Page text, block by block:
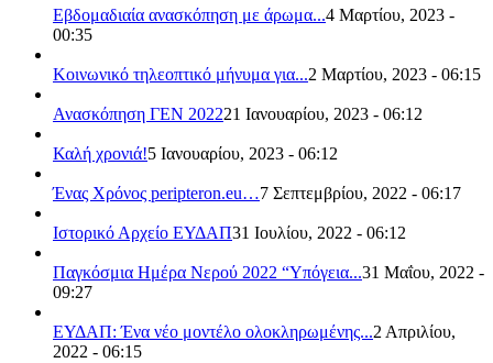
Εβδομαδιαία ανασκόπηση με άρωμα...4 Μαρτίου, 2023 -
00:35
Κοινωνικό τηλεοπτικό μήνυμα για...2 Μαρτίου, 2023 - 06:15
Ανασκόπηση ΓΕΝ 202221 Ιανουαρίου, 2023 - 06:12
Καλή χρονιά!5 Ιανουαρίου, 2023 - 06:12
Ένας Χρόνος peripteron.eu…7 Σεπτεμβρίου, 2022 - 06:17
Ιστορικό Αρχείο ΕΥΔΑΠ31 Ιουλίου, 2022 - 06:12
Παγκόσμια Ημέρα Νερού 2022 “Υπόγεια...31 Μαΐου, 2022 -
09:27
ΕΥΔΑΠ: Ένα νέο μοντέλο ολοκληρωμένης...2 Απριλίου,
2022 - 06:15